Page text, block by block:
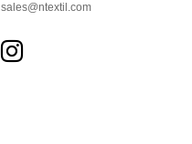
sales@ntextil.com